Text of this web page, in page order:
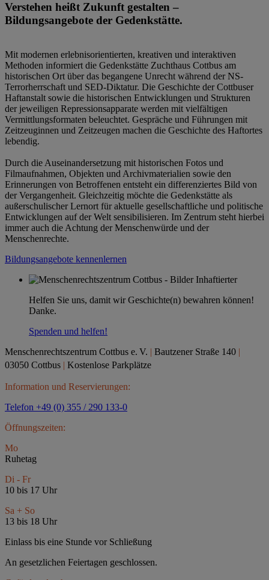
Verstehen heißt Zukunft gestalten –
Bildungsangebote der Gedenkstätte.
Mit modernen erlebnisorientierten, kreativen und interaktiven
Methoden informiert die Gedenkstätte Zuchthaus Cottbus am
historischen Ort über das begangene Unrecht während der NS-
Terrorherrschaft und SED-Diktatur. Die Geschichte der Cottbuser
Haftanstalt sowie die historischen Entwicklungen und Strukturen
der jeweiligen Repressionsapparate werden mit vielfältigen
Vermittlungsformaten beleuchtet. Gespräche und Führungen mit
Zeitzeuginnen und Zeitzeugen machen die Geschichte des Haftortes
lebendig.
Durch die Auseinandersetzung mit historischen Fotos und
Filmaufnahmen, Objekten und Archivmaterialien sowie den
Erinnerungen von Betroffenen entsteht ein differenziertes Bild von
der Vergangenheit. Gleichzeitig möchte die Gedenkstätte als
außerschulischer Lernort für aktuelle gesellschaftliche und politische
Entwicklungen auf der Welt sensibilisieren. Im Zentrum steht hierbei
immer auch die Achtung der Menschenwürde und der
Menschenrechte.
Bildungsangebote kennenlernen
Helfen Sie uns, damit wir Geschichte(n) bewahren können!
Danke.
Spenden und helfen!
Menschenrechtszentrum Cottbus e. V. | Bautzener Straße 140 |
03050 Cottbus | Kostenlose Parkplätze
Information und Reservierungen:
Telefon +49 (0) 355 / 290 133-0
Öffnungszeiten:
Mo
Ruhetag
Di - Fr
10 bis 17 Uhr
Sa + So
13 bis 18 Uhr
Einlass bis eine Stunde vor Schließung
An gesetzlichen Feiertagen geschlossen.